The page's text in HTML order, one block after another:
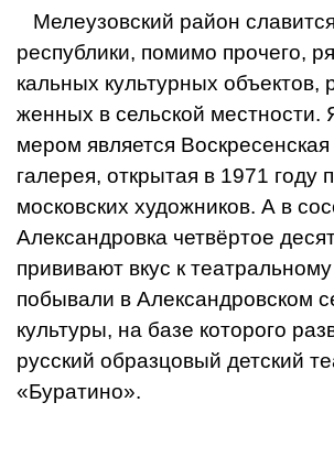
Мелеузовский район
республики, помимо прочего,
кальных культурных объектов,
женных в сельской
мером является Воскресенская
галерея, открытая в 1971 году
московских художников. А в
Александровка четвёртое
прививают вкус к
побывали в Александровском
культуры, на базе которого
русский образцовый детский
«Буратино».